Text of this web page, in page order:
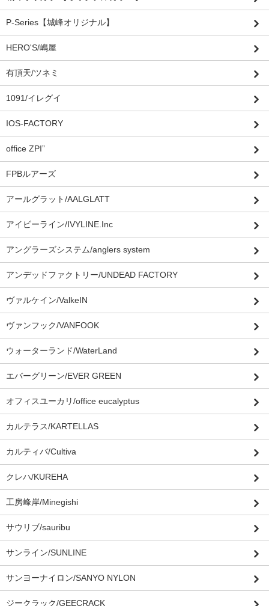
P-Series【城峰オリジナル】
HERO'S/嶋屋
有頂天/ツネミ
1091/イレグイ
IOS-FACTORY
office ZPI”
FPBルアーズ
アールグラット/AALGLATT
アイビーライン/IVYLINE.Inc
アングラーズシステム/anglers system
アンデッドファクトリー/UNDEAD FACTORY
ヴァルケイン/ValkeIN
ヴァンフック/VANFOOK
ウォーターランド/WaterLand
エバーグリーン/EVER GREEN
オフィスユーカリ/office eucalyptus
カルテラス/KARTELLAS
カルティバ/Cultiva
クレハ/KUREHA
工房峰岸/Minegishi
サウリブ/sauribu
サンライン/SUNLINE
サンヨーナイロン/SANYO NYLON
ジークラック/GEECRACK